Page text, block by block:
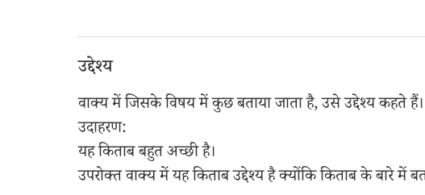
उद्देश्य
वाक्य में जिसके विषय में कुछ बताया जाता है, उसे उद्देश्य कहते हैं।
उदाहरण:
यह किताब बहुत अच्छी है।
उपरोक्त वाक्य में यह किताब उद्देश्य है क्योंकि किताब के बारे में